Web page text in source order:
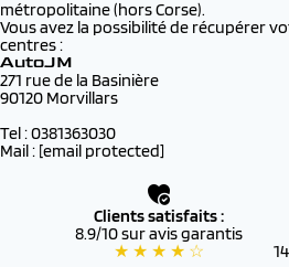
métropolitaine (hors Corse).
Vous avez la possibilité de récupérer
centres :
AutoJM
271 rue de la Basinière
90120 Morvillars
Tel : 0381363030
Mail : [email protected]
Clients satisfaits :
8.9/10 sur avis garantis
★ ★ ★ ★ ☆